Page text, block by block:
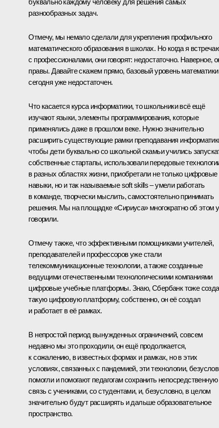
разнообразных задач.
Отмечу, мы немало сделали для укрепления профильного
математического образования в школах. Но когда я
с профессионалами, они говорят: недостаточно. Наверное,
правы. Давайте скажем прямо, базовый уровень математики
сегодня уже недостаточен.
Что касается курса информатики, то школьники всё ещё
изучают языки, элементы программирования, которые
применялись даже в прошлом веке. Нужно значительно
расширить существующие рамки преподавания
чтобы дети буквально со школьной скамьи учились
собственные стартапы, использовали передовые
в разных областях жизни, приобретали не только цифровые
навыки, но и так называемые soft skills – умели работать
в команде, творчески мыслить, самостоятельно принимать
решения. Мы на площадке «Сириуса» многократно об этом
говорили.
Отмечу также, что эффективными помощниками учителей,
преподавателей и профессоров уже стали
телекоммуникационные технологии, а также созданные
ведущими отечественными технологическими компаниями
цифровые учебные платформы. Знаю, Сбербанк тоже
такую цифровую платформу, собственно, он её создал
и работает в её рамках.
В непростой период вынужденных ограничений, совсем
недавно мы это проходили, он ещё продолжается,
к сожалению, в известных формах и рамках, но в этих
условиях, связанных с пандемией, эти технологии,
помогли и помогают педагогам сохранить непосредственную
связь с учениками, со студентами, и, безусловно, в целом
значительно будут расширять и дальше образовательное
пространство.